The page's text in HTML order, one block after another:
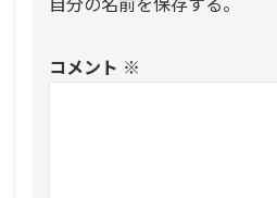
コメント ※